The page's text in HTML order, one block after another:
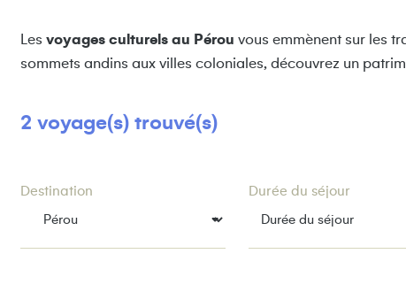
Les voyages culturels au Pérou vous emmènent sur les
sommets andins aux villes coloniales, découvrez un
2 voyage(s) trouvé(s)
Destination Durée du séjour